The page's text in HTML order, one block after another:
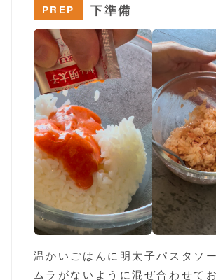
PREP 下準備
温かいごはんに明太子パスタソ
ムラがないように混ぜ合わせて